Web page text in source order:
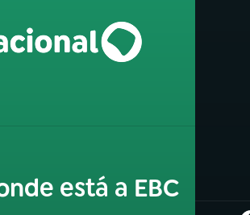
está a EBC